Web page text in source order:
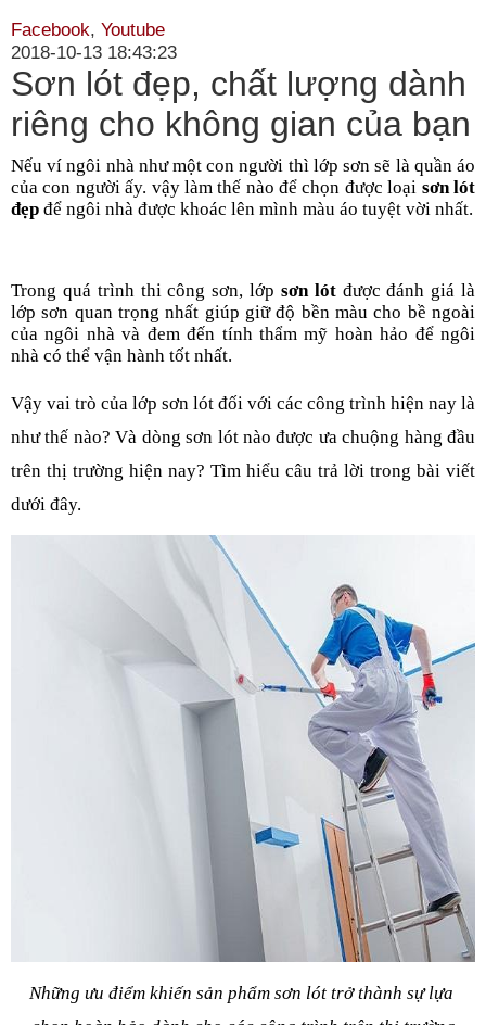
Facebook, Youtube
2018-10-13 18:43:23
Sơn lót đẹp, chất lượng dành
riêng cho không gian của bạn
Nếu ví ngôi nhà như một con người thì lớp sơn sẽ là quần áo
của con người ấy. vậy làm thế nào để chọn được loại sơn lót
đẹp để ngôi nhà được khoác lên mình màu áo tuyệt vời nhất.
Trong quá trình thi công sơn, lớp sơn lót được đánh giá là
lớp sơn quan trọng nhất giúp giữ độ bền màu cho bề ngoài
của ngôi nhà và đem đến tính thẩm mỹ hoàn hảo để ngôi
nhà có thể vận hành tốt nhất.
Vậy vai trò của lớp sơn lót đối với các công trình hiện nay là
như thế nào? Và dòng sơn lót nào được ưa chuộng hàng đầu
trên thị trường hiện nay? Tìm hiểu câu trả lời trong bài viết
dưới đây.
Những ưu điểm khiến sản phẩm sơn lót trở thành sự lựa